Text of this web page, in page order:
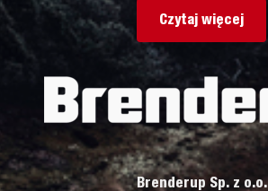
Czytaj więcej
Brenderup Sp. z o.o.